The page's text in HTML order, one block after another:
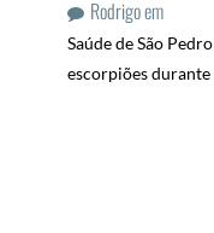
Rodrigoem
Saúde de São
escorpiões durante